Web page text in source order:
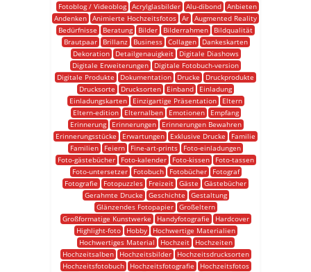
Fotoblog / Videoblog Acrylglasbilder Alu-dibond
Anbieten
Andenken Animierte Hochzeitsfotos Ar Augmented Reality
Bedürfnisse
Beratung Bilder Bilderrahmen
Bildqualität
Brautpaar
Brillanz Business Collagen
Dankeskarten
Dekoration
Detailgenauigkeit
Digitale Diashows
Digitale Erweiterungen
Digitale Fotobuch-version
Digitale Produkte
Dokumentation Drucke
Druckprodukte
Drucksorte
Drucksorten Einband
Einladung
Einladungskarten
Einzigartige Präsentation
Eltern
Eltern-edition
Elternalben Emotionen
Empfang
Erinnerung
Erinnerungen
Erinnerungen Bewahren
Erinnerungsstücke
Erwartungen Exklusive Drucke
Familie
Familien
Feiern Fine-art-prints
Foto-einladungen
Foto-gästebücher
Foto-kalender Foto-kissen
Foto-tassen
Foto-untersetzer
Fotobuch Fotobücher
Fotograf
Fotografie
Fotopuzzles Freizeit Gäste
Gästebücher
Gerahmte Drucke
Geschichte
Gestaltung
Glänzendes Fotopapier
Großeltern
Großformatige Kunstwerke
Handyfotografie
Hardcover
Highlight-foto
Hobby
Hochwertige Materialien
Hochwertiges Material
Hochzeit
Hochzeiten
Hochzeitsalben
Hochzeitsbilder
Hochzeitsdrucksorten
Hochzeitsfotobuch
Hochzeitsfotografie
Hochzeitsfotos